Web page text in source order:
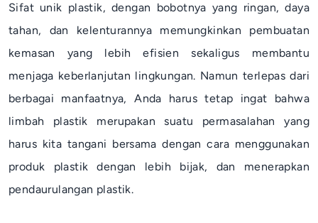
Sifat unik plastik, dengan bobotnya yang ringan, daya
tahan, dan kelenturannya memungkinkan pembuatan
kemasan yang lebih efisien sekaligus membantu
menjaga keberlanjutan lingkungan. Namun terlepas dari
berbagai manfaatnya, Anda harus tetap ingat bahwa
limbah plastik merupakan suatu permasalahan yang
harus kita tangani bersama dengan cara menggunakan
produk plastik dengan lebih bijak, dan menerapkan
pendaurulangan plastik.